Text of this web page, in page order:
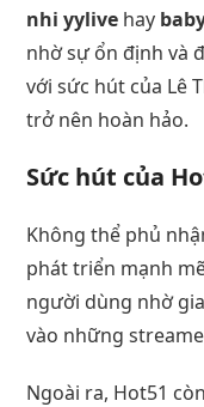
nhi yylive hay
nhờ sự ổn định và
với sức hút của Lê
trở nên hoàn hảo.
Sức hút của
Không thể phủ
phát triển mạnh
người dùng nhờ
vào những
Ngoài ra, Hot51